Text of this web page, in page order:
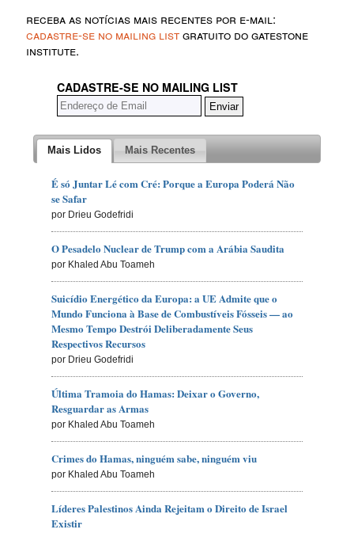
receba as notícias mais recentes por e-mail:
cadastre-se no mailing listgratuito do gatestone
institute.
CADASTRE-SE NO MAILING LIST
Mais Lidos Mais Recentes
É só Juntar Lé com Cré: Porque a Europa Poderá Não
se Safar
por Drieu Godefridi
O Pesadelo Nuclear de Trump com a Arábia Saudita
por Khaled Abu Toameh
Suicídio Energético da Europa: a UE Admite que o
Mundo Funciona à Base de Combustíveis Fósseis — ao
Mesmo Tempo Destrói Deliberadamente Seus
Respectivos Recursos
por Drieu Godefridi
Última Tramoia do Hamas: Deixar o Governo,
Resguardar as Armas
por Khaled Abu Toameh
Crimes do Hamas, ninguém sabe, ninguém viu
por Khaled Abu Toameh
Líderes Palestinos Ainda Rejeitam o Direito de Israel
Existir